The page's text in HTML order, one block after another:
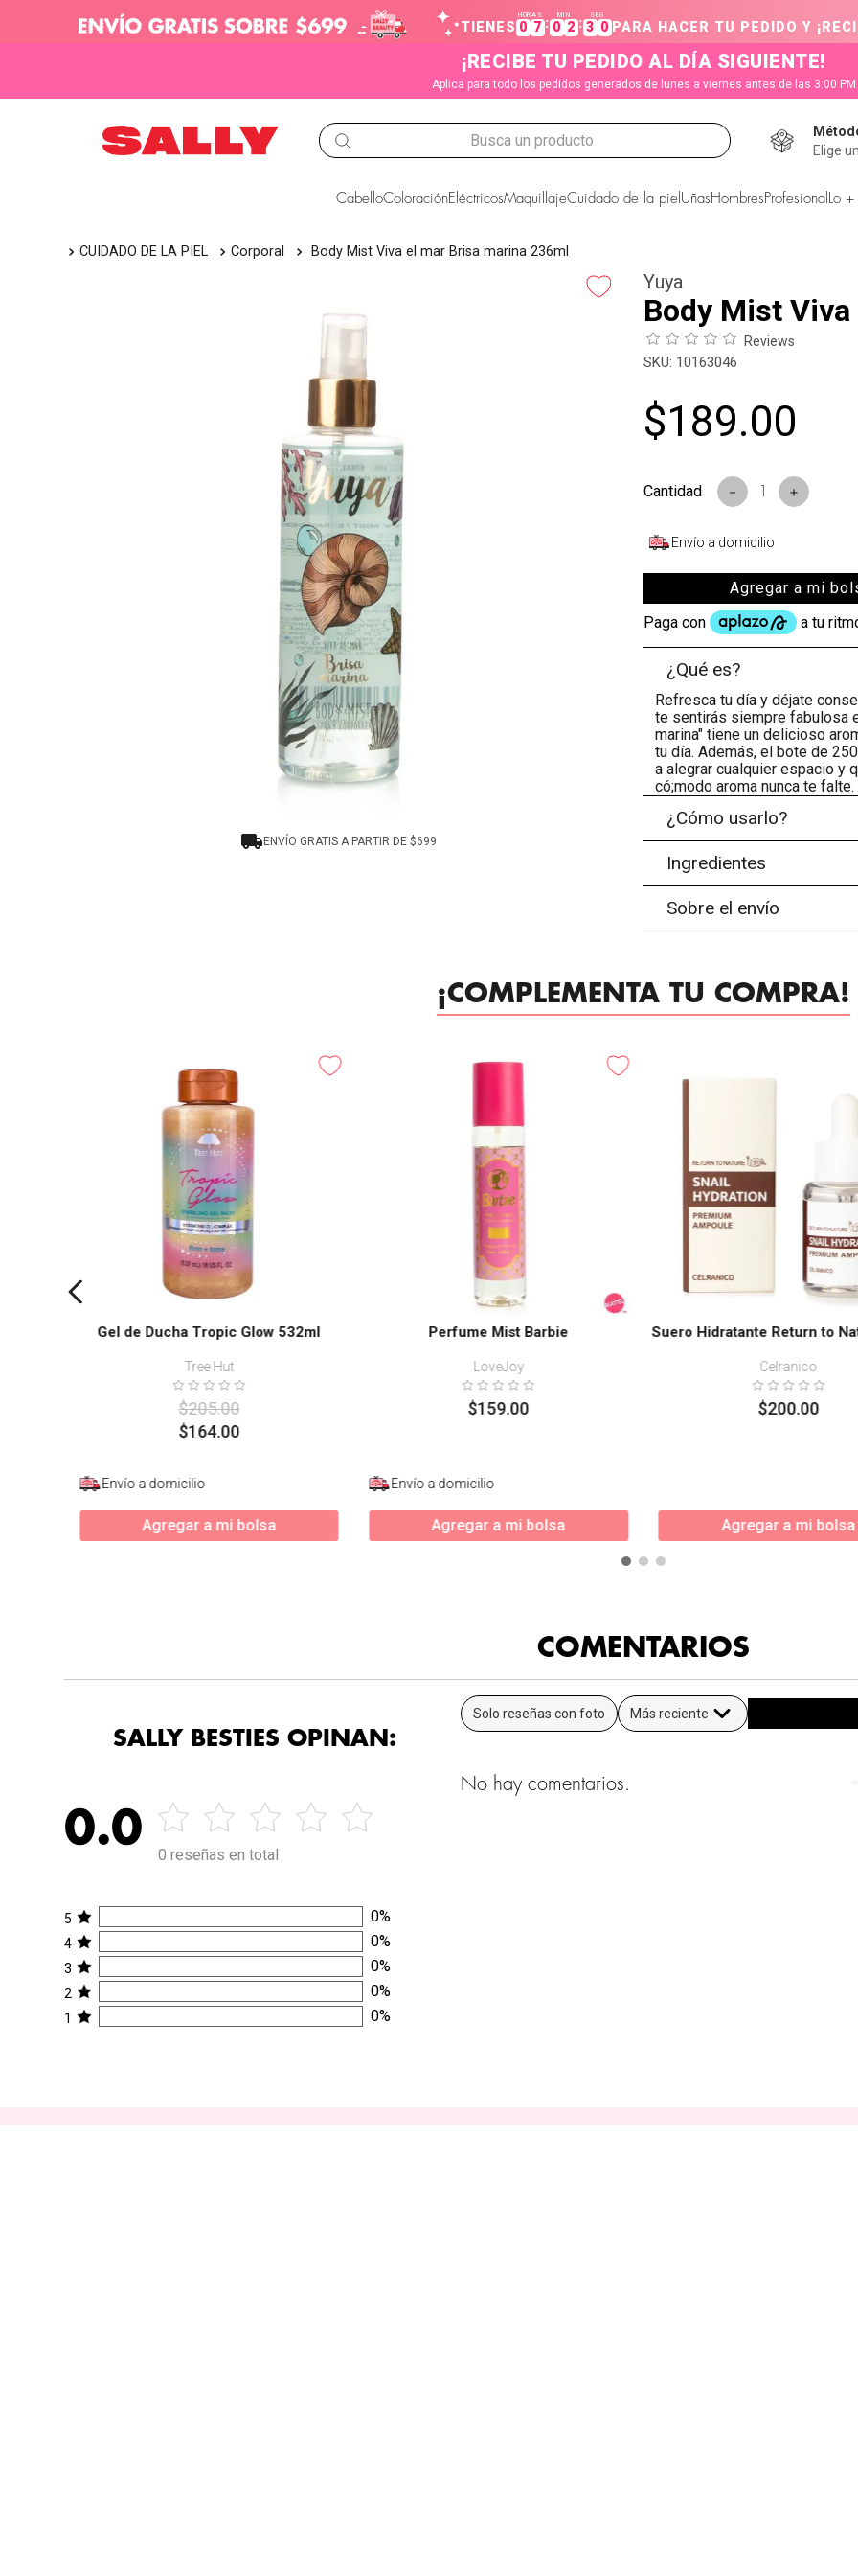
TIENES
HORAS
0 7 :
MIN
0 2 :
SEG
3 0 PARA HACER TU PEDIDO Y
¡RECIBE TU PEDIDO AL DÍA SIGUIENTE!
Aplica para todo los pedidos generados de lunes a viernes antes de las 3:00 PM
Busca un producto
Elige
CabelloColoraciónEléctricosMaquillajeCuidado de la piel Uñas Hombres Profesional Lo
CUIDADO DE LA PIEL Corporal Body Mist Viva el mar Brisa marina 236ml
ENVÍO GRATIS A PARTIR DE $699
Yuya
Body Mist
Reviews
: 10163046
$189.00
＋
－
Envío a domicilio
Agregar a mi
¿Qué es?
Refresca tu día y déjate
te sentirás siempre fabulosa
marina" tiene un delicioso
tu día. Además, el bote de
a alegrar cualquier espacio y
có;modo aroma nunca te falte.
¿Cómo usarlo?
Ingredientes
Sobre el envío
¡COMPLEMENTA TU COMPRA!
Gel de Ducha Tropic Glow 532ml
Tree Hut
$205.00
$164.00
Envío a domicilio
Agregar a mi bolsa
Perfume Mist Barbie
LoveJoy
$159.00
Envío a domicilio
Agregar a mi bolsa
Suero Hidratante Return to
Celranico
$200.00
Agregar a mi bolsa
COMENTARIOS
SALLY BESTIES OPINAN:
0.0
0 reseñas en total
5 0%
4 0%
3 0%
2 0%
1 0%
Solo reseñas con foto Más reciente
No hay comentarios.
TÉRMINOS MÁS BUSCADOS
. igora
ion
olaplex
manic panic
tocobo
8. protectores termicos
9. tinte
10. naked hair